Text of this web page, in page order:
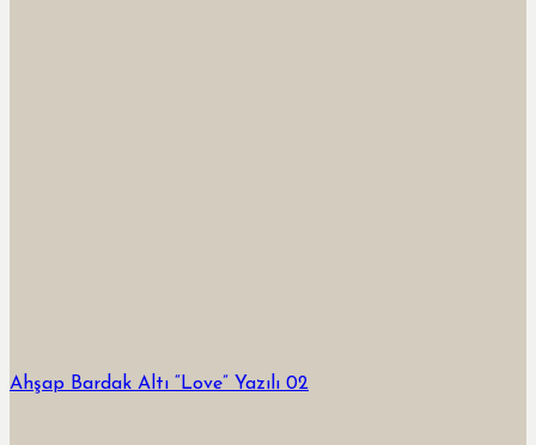
Ahşap Bardak Altı “Love” Yazılı 02